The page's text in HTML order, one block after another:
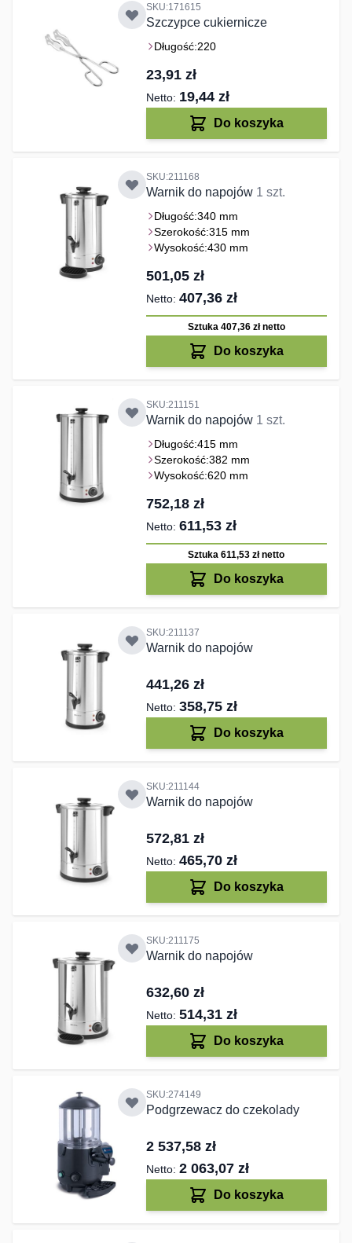
SKU:171615
Szczypce cukiernicze
Długość:220
23,91 zł
19,44 zł
Do koszyka
SKU:211168
Warnik do napojów 1 szt.
Długość:340 mm
Szerokość:315 mm
Wysokość:430 mm
501,05 zł
407,36 zł
Sztuka 407,36 złnetto
Do koszyka
SKU:211151
Warnik do napojów 1 szt.
Długość:415 mm
Szerokość:382 mm
Wysokość:620 mm
752,18 zł
611,53 zł
Sztuka 611,53 złnetto
Do koszyka
SKU:211137
Warnik do napojów
441,26 zł
358,75 zł
Do koszyka
SKU:211144
Warnik do napojów
572,81 zł
465,70 zł
Do koszyka
SKU:211175
Warnik do napojów
632,60 zł
514,31 zł
Do koszyka
SKU:274149
Podgrzewacz do czekolady
2 537,58 zł
2 063,07 zł
Do koszyka